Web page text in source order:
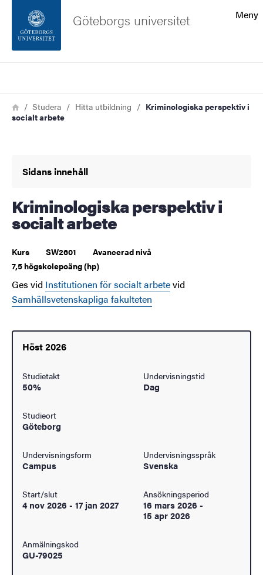
Sidfoten
Om webbplatsen
Meny
Göteborgs universitet
Länkstig
HemStudera Hitta utbildning
Kriminologiska perspektiv i
socialt arbete
Sidans innehåll
Kriminologiska perspektiv i
socialt arbete
Kurs SW2601
Avancerad nivå
7,5 högskolepoäng (hp)
Ges vid Institutionen för socialt arbetevid
Samhällsvetenskapliga fakulteten
Höst 2026
Studietakt
50%
Undervisningstid
Dag
Studieort
Göteborg
Undervisningsform
Campus
Undervisningsspråk
Svenska
Start/slut
4 nov 2026 - 17 jan 2027
Ansökningsperiod
16 mars 2026 -
15 apr 2026
Anmälningskod
GU-79025